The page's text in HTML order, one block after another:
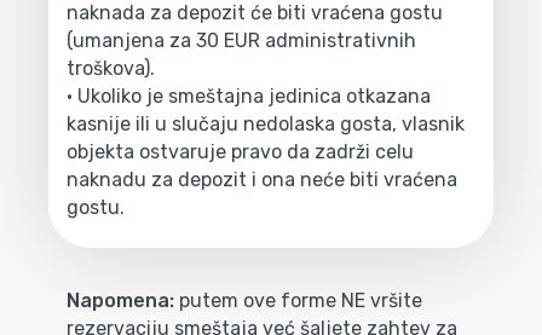
naknada za depozit će biti vraćena gostu
(umanjena za 30 EUR administrativnih
troškova).
• Ukoliko je smeštajna jedinica otkazana
kasnije ili u slučaju nedolaska gosta, vlasnik
objekta ostvaruje pravo da zadrži celu
naknadu za depozit i ona neće biti vraćena
gostu.
Napomena: putem ove forme NE vršite
rezervaciju smeštaja već šaljete zahtev za